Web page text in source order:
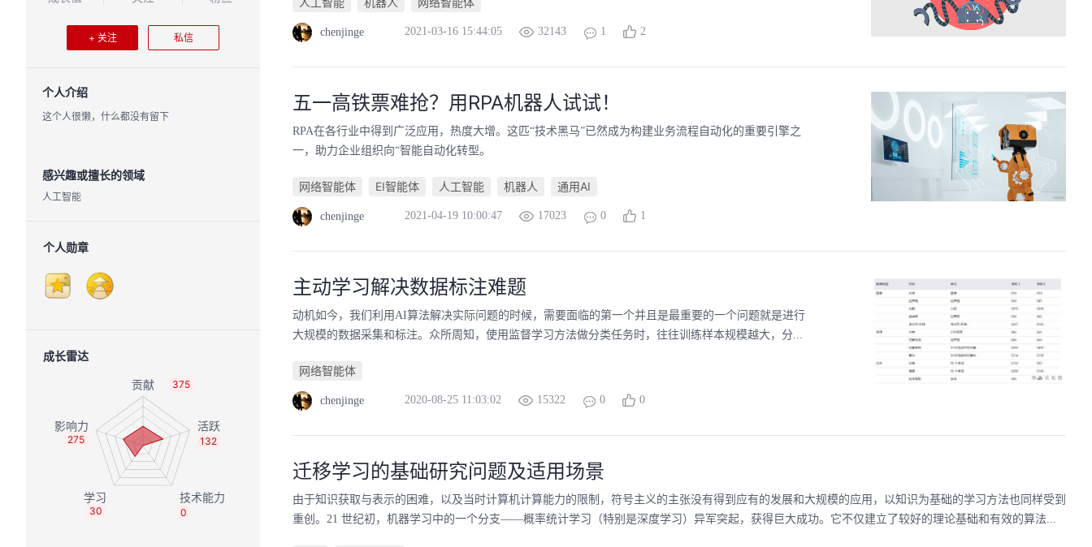
+ 关注 私信
个人介绍
这个人很懒，什么都没有留下
感兴趣或擅长的领域
人工智能
个人勋章
成长雷达
375
132
0
30
275
chenjinge 2021-03-16 15:44:05 32143 1 2
五一高铁票难抢？用RPA机器人试试！
RPA在各行业中得到广泛应用，热度大增。这匹“技术黑马”已然成为构建业务流程自动化的重要引擎之
一，助力企业组织向“智能自动化转型。
网络智能体 EI智能体 人工智能 机器人 通用AI
chenjinge 2021-04-19 10:00:47 17023 0 1
主动学习解决数据标注难题
动机如今，我们利用AI算法解决实际问题的时候，需要面临的第一个并且是最重要的一个问题就是进行
大规模的数据采集和标注。众所周知，使用监督学习方法做分类任务时，往往训练样本规模越大，分...
网络智能体
chenjinge 2020-08-25 11:03:02 15322 0 0
迁移学习的基础研究问题及适用场景
由于知识获取与表示的困难，以及当时计算机计算能力的限制，符号主义的主张没有得到应有的发展和大规模的应用，以知识为基础的学习方法也同样受到
重创。21 世纪初，机器学习中的一个分支——概率统计学习（特别是深度学习）异军突起，获得巨大成功。它不仅建立了较好的理论基础和有效的算法...